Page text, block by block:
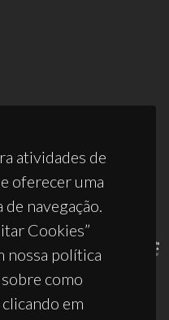
atividades de
oferecer uma
navegação.
Cookies”
nossa política
como
em